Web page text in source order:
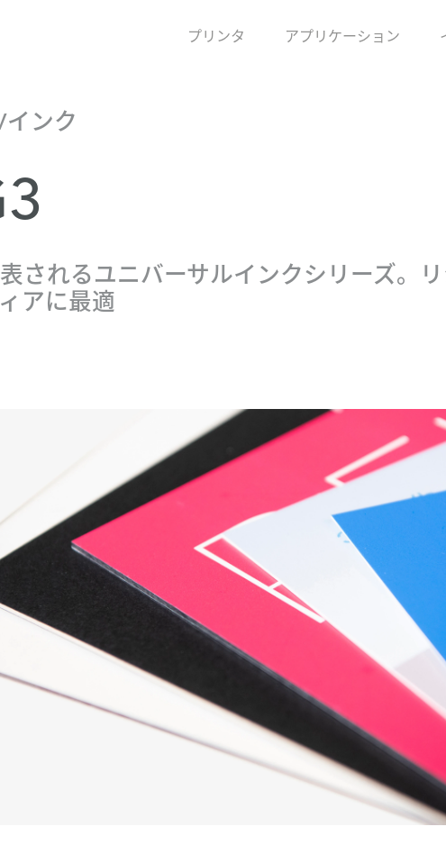
プリンタ アプリケーション
ンク
されるユニバーサルインクシリーズ。
アに最適